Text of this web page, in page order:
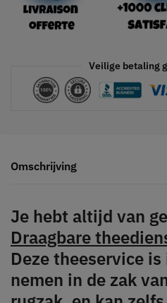
Veilige betaling
Omschrijving
Je hebt altijd van
Draagbare
Deze theeservice
nemen in de zak